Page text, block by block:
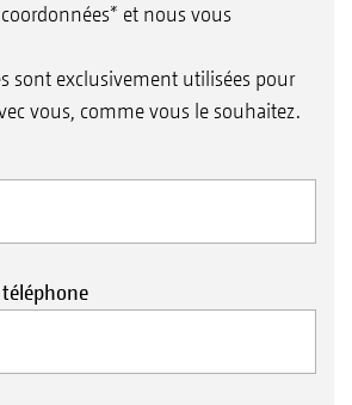
et nous vous
sont exclusivement utilisées pour
vous, comme vous le souhaitez.